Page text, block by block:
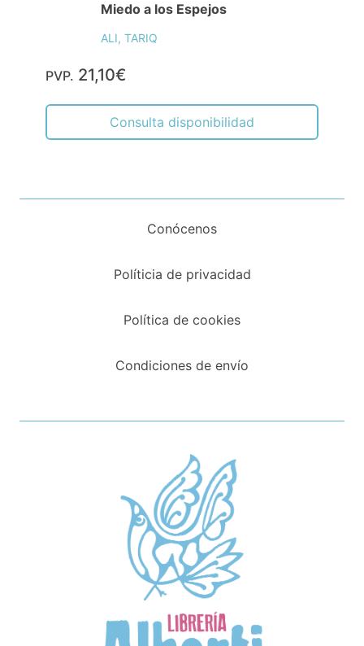
Miedo a los Espejos
ALI, TARIQ
PVP. 21,10€
Consulta disponibilidad
Conócenos
Políticia de privacidad
Política de cookies
Condiciones de envío